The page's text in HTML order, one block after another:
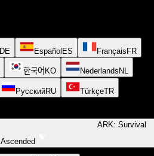
DE Español ES Français FR
한국어 KO Nederlands NL
РусскийRU TürkçeTR
ARK: Survival
Ascended